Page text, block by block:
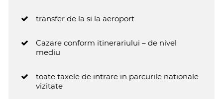
transfer de la si la aeroport
Cazare conform itinerariului – de nivel
mediu
toate taxele de intrare in parcurile nationale
vizitate